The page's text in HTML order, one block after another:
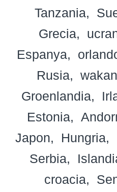
Tanzania
Grecia
Espanya
Rusia
Groenlandia
Estonia
Japon
Hungria
Serbia
croacia